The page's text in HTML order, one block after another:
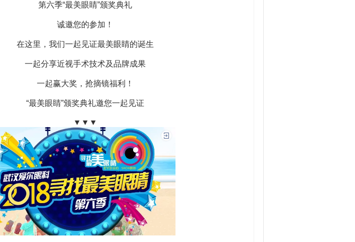
第六季“最美眼睛”颁奖典礼
诚邀您的参加！
在这里，我们一起见证最美眼睛的诞生
一起分享近视手术技术及品牌成果
一起赢大奖，抢摘镜福利！
“最美眼睛”颁奖典礼邀您一起见证
▼▼▼